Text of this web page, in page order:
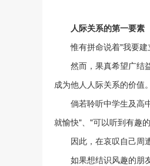
人际关系的第一要素
惟有拼命说着"我要建
然而，果真希望广结益
成为他人人际关系的价值。
倘若聆听中学生及高中
就愉快"、"可以听到有趣
因此，在哀叹自己周遭
如果想结识风趣的朋友